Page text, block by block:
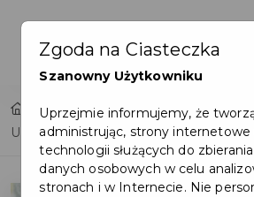
Home
Lista aktualności
Usługi elektroniczne dostępne na
Zgoda na Ciasteczka
Szanowny Użytkowniku
Uprzejmie informujemy, że
administrując, strony
technologii służących do
danych osobowych w celu
stronach i w Internecie. Nie